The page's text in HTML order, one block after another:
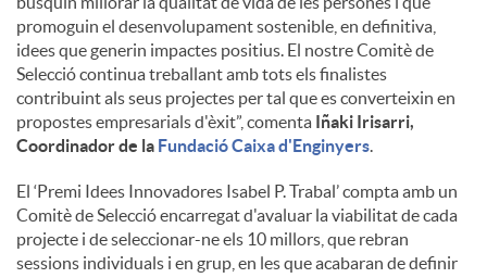
promoguin el desenvolupament sostenible, en definitiva,
idees que generin impactes positius. El nostre Comitè de
Selecció continua treballant amb tots els finalistes
contribuint als seus projectes per tal que es converteixin en
propostes empresarials d'èxit”, comenta Iñaki Irisarri,
Coordinador de la Fundació Caixa d'Enginyers.
El ‘Premi Idees Innovadores Isabel P. Trabal’ compta amb un
Comitè de Selecció encarregat d'avaluar la viabilitat de cada
projecte i de seleccionar-ne els 10 millors, que rebran
sessions individuals i en grup, en les que acabaran de definir